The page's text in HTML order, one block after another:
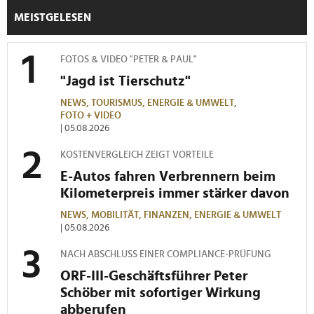
MEISTGELESEN
FOTOS & VIDEO "PETER & PAUL"
"Jagd ist Tierschutz"
NEWS, TOURISMUS, ENERGIE & UMWELT,
FOTO + VIDEO
| 05.08.2026
KOSTENVERGLEICH ZEIGT VORTEILE
E-Autos fahren Verbrennern beim
Kilometerpreis immer stärker davon
NEWS, MOBILITÄT, FINANZEN, ENERGIE & UMWELT
| 05.08.2026
NACH ABSCHLUSS EINER COMPLIANCE-PRÜFUNG
ORF-III-Geschäftsführer Peter
Schöber mit sofortiger Wirkung
abberufen